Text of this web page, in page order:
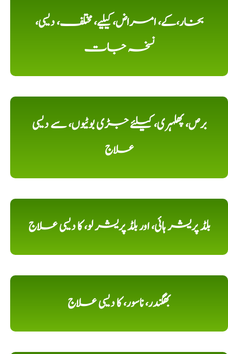
بخار،کے، امراض، کیلیے، مختلف، دیسی،
نسخہ جات
برص، پھلہری، کیلئے جڑی بوٹیوں، سے دیسی
علاج
بلڈ پریشر ہائی، اور بلڈ پریشر لو، کا دیسی علاج
بھگندر، ناسور، کا دیسی علاج